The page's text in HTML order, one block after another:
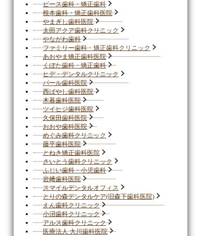
ピース歯科・矯正歯科
根本歯科・矯正歯科医院
やまぎし歯科医院
太田アクア歯科クリニック
やながわ歯科
ファミリー歯科・矯正歯科クリニック
あおやま矯正歯科医院
くぼた歯科・矯正歯科
ヒデ・デンタルクリニック
パール歯科医院
西ばやし歯科医院
木暮歯科医院
ツイヒジ歯科医院
久保田歯科医院
おおや歯科医院
めぐみ歯科クリニック
藤平歯科医院
とねき矯正歯科医院
さいとう歯科クリニック
ふじい歯科・小児歯科
岩﨑歯科医院
スマイルデンタルオフィス
とりの森デンタルケア(旧森下歯科医院)
えん歯科クリニック
小沼歯科クリニック
アルス歯科クリニック
医療法人 大川歯科医院